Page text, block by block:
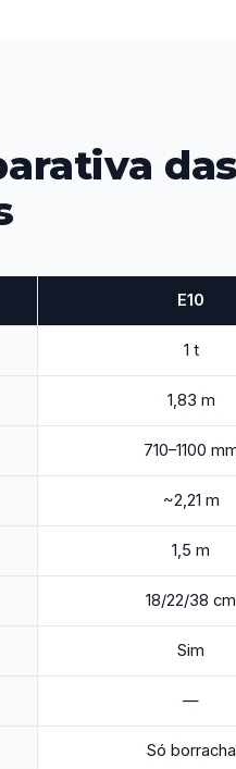
E10
1 t
1,83 m
710–1100
~2,21 m
1,5 m
18/22/38 cm
Sim
—
Só borracha